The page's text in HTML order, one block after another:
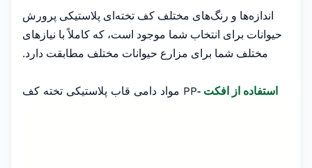
اندازه‌ها و رنگ‌های مختلف کف تخته‌ای پلاستیکی پرورش
حیوانات برای انتخاب شما موجود است، که کاملاً با نیازهای
مختلف شما برای مزارع حیوانات مختلف مطابقت دارد.
استفاده از افکت -PP مواد دامی قاب پلاستیکی تخته کف